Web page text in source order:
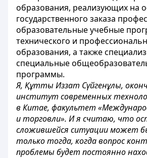
образования, реализующих на
государственного заказа
образовательные учебные
технического и
образования, а также
специальные
программы.
Я, Құтты Иззат Сүйгенұлы,
институт современных
в Китае, факультет
и торговли». И я считаю, что
сложившейся ситуации может
только тогда, когда вопрос
проблемы будет постоянно